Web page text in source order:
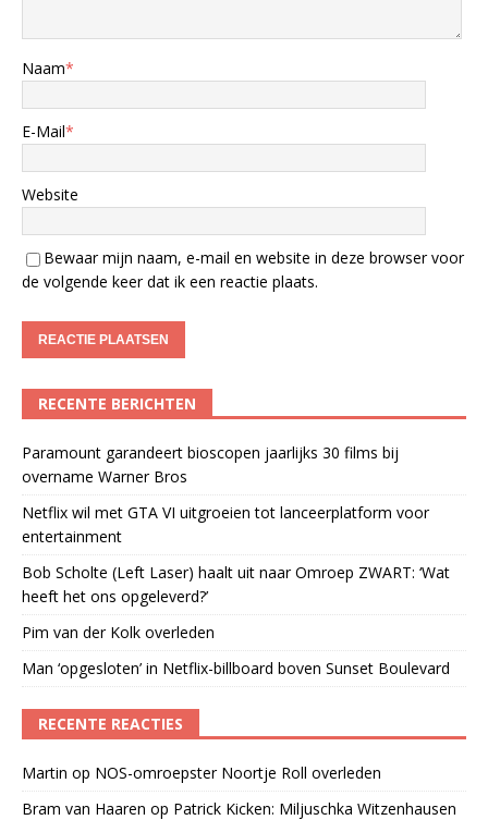
Naam*
E-Mail*
Website
Bewaar mijn naam, e-mail en website in deze browser voor
de volgende keer dat ik een reactie plaats.
RECENTE BERICHTEN
Paramount garandeert bioscopen jaarlijks 30 films bij
overname Warner Bros
Netflix wil met GTA VI uitgroeien tot lanceerplatform voor
entertainment
Bob Scholte (Left Laser) haalt uit naar Omroep ZWART: ‘Wat
heeft het ons opgeleverd?’
Pim van der Kolk overleden
Man ‘opgesloten’ in Netflix-billboard boven Sunset Boulevard
RECENTE REACTIES
Martin op NOS-omroepster Noortje Roll overleden
Bram van Haaren op Patrick Kicken: Miljuschka Witzenhausen